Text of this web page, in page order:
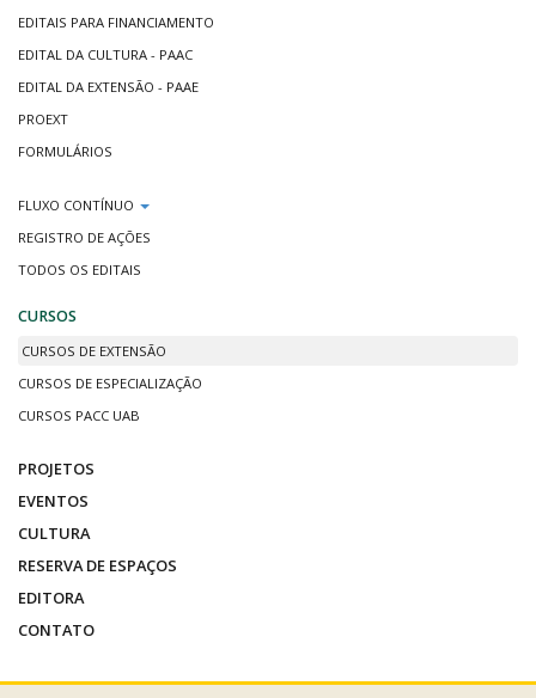
EDITAIS PARA FINANCIAMENTO
EDITAL DA CULTURA - PAAC
EDITAL DA EXTENSÃO - PAAE
PROEXT
FORMULÁRIOS
FLUXO CONTÍNUO
REGISTRO DE AÇÕES
TODOS OS EDITAIS
CURSOS
CURSOS DE EXTENSÃO
CURSOS DE ESPECIALIZAÇÃO
CURSOS PACC UAB
PROJETOS
EVENTOS
CULTURA
RESERVA DE ESPAÇOS
EDITORA
CONTATO